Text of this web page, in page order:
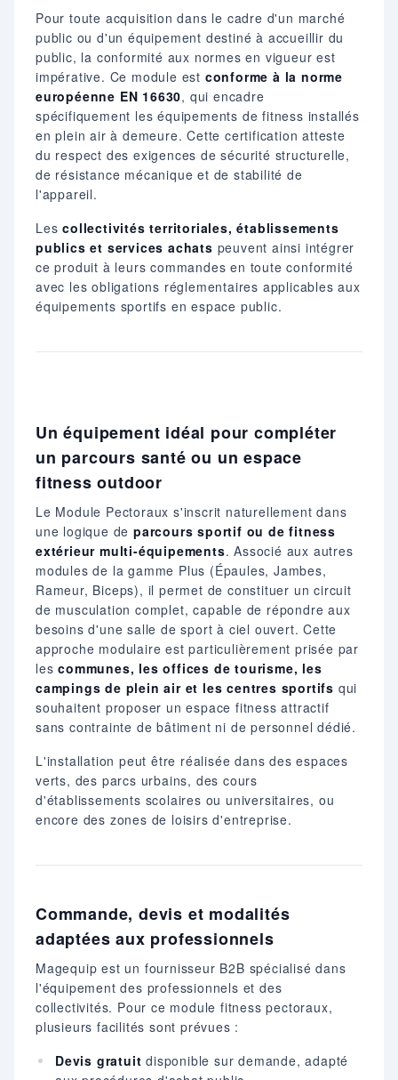
Pour toute acquisition dans le cadre d'un marché
public ou d'un équipement destiné à accueillir du
public, la conformité aux normes en vigueur est
impérative. Ce module est conforme à la norme
européenne EN 16630, qui encadre
spécifiquement les équipements de fitness installés
en plein air à demeure. Cette certification atteste
du respect des exigences de sécurité structurelle,
de résistance mécanique et de stabilité de
l'appareil.
Lescollectivités territoriales, établissements
publics et services achats peuvent ainsi intégrer
ce produit à leurs commandes en toute conformité
avec les obligations réglementaires applicables aux
équipements sportifs en espace public.
Un équipement idéal pour compléter
un parcours santé ou un espace
fitness outdoor
Le Module Pectoraux s'inscrit naturellement dans
une logique deparcours sportif ou de fitness
extérieur multi-équipements. Associé aux autres
modules de la gamme Plus (Épaules, Jambes,
Rameur, Biceps), il permet de constituer un circuit
de musculation complet, capable de répondre aux
besoins d'une salle de sport à ciel ouvert. Cette
approche modulaire est particulièrement prisée par
lescommunes, les offices de tourisme, les
campings de plein air et les centres sportifs qui
souhaitent proposer un espace fitness attractif
sans contrainte de bâtiment ni de personnel dédié.
L'installation peut être réalisée dans des espaces
verts, des parcs urbains, des cours
d'établissements scolaires ou universitaires, ou
encore des zones de loisirs d'entreprise.
Commande, devis et modalités
adaptées aux professionnels
Magequip est un fournisseur B2B spécialisé dans
l'équipement des professionnels et des
collectivités. Pour ce module fitness pectoraux,
plusieurs facilités sont prévues :
Devis gratuit disponible sur demande, adapté